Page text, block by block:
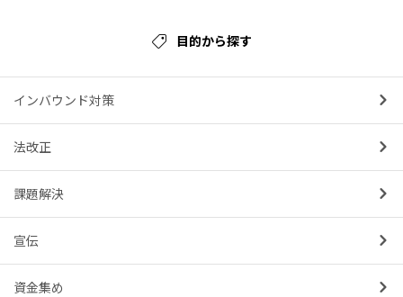
目的から探す
インバウンド対策
法改正
課題解決
宣伝
資金集め